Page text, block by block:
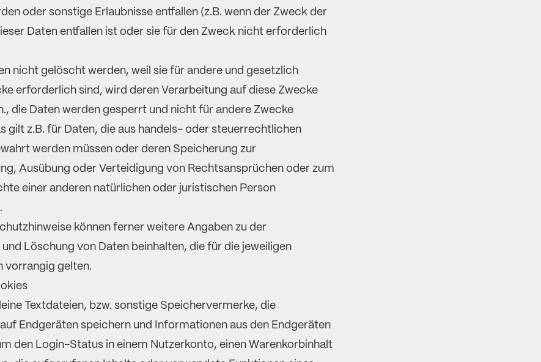
oder sonstige Erlaubnisse entfallen (z.B. wenn der Zweck der
Daten entfallen ist oder sie für den Zweck nicht erforderlich
nicht gelöscht werden, weil sie für andere und gesetzlich
erforderlich sind, wird deren Verarbeitung auf diese Zwecke
die Daten werden gesperrt und nicht für andere Zwecke
gilt z.B. für Daten, die aus handels- oder steuerrechtlichen
werden müssen oder deren Speicherung zur
Ausübung oder Verteidigung von Rechtsansprüchen oder zum
einer anderen natürlichen oder juristischen Person
können ferner weitere Angaben zu der
Löschung von Daten beinhalten, die für die jeweiligen
vorrangig gelten.
Textdateien, bzw. sonstige Speichervermerke, die
Endgeräten speichern und Informationen aus den Endgeräten
den Login-Status in einem Nutzerkonto, einen Warenkorbinhalt